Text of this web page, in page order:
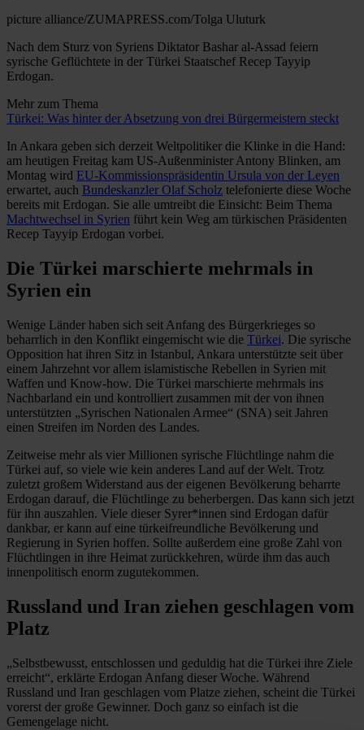
picture alliance/ZUMAPRESS.com/Tolga Uluturk
Nach dem Sturz von Syriens Diktator Bashar al-Assad feiern
syrische Geflüchtete in der Türkei Staatschef Recep Tayyip
Erdogan.
Mehr zum Thema
Türkei: Was hinter der Absetzung von drei Bürgermeistern steckt
In Ankara geben sich derzeit Weltpolitiker die Klinke in die Hand:
am heutigen Freitag kam US-Außenminister Antony Blinken, am
Montag wird EU-Kommissionspräsidentin Ursula von der Leyen
erwartet, auch Bundeskanzler Olaf Scholz telefonierte diese Woche
bereits mit Erdogan. Sie alle umtreibt die Einsicht: Beim Thema
Machtwechsel in Syrien führt kein Weg am türkischen Präsidenten
Recep Tayyip Erdogan vorbei.
Die Türkei marschierte mehrmals in
Syrien ein
Wenige Länder haben sich seit Anfang des Bürgerkrieges so
beharrlich in den Konflikt eingemischt wie die Türkei. Die syrische
Opposition hat ihren Sitz in Istanbul, Ankara unterstützte seit über
einem Jahrzehnt vor allem islamistische Rebellen in Syrien mit
Waffen und Know-how. Die Türkei marschierte mehrmals ins
Nachbarland ein und kontrolliert zusammen mit der von ihnen
unterstützten „Syrischen Nationalen Armee“ (SNA) seit Jahren
einen Streifen im Norden des Landes.
Zeitweise mehr als vier Millionen syrische Flüchtlinge nahm die
Türkei auf, so viele wie kein anderes Land auf der Welt. Trotz
zuletzt großem Widerstand aus der eigenen Bevölkerung beharrte
Erdogan darauf, die Flüchtlinge zu beherbergen. Das kann sich jetzt
für ihn auszahlen. Viele dieser Syrer*innen sind Erdogan dafür
dankbar, er kann auf eine türkeifreundliche Bevölkerung und
Regierung in Syrien hoffen. Sollte außerdem eine große Zahl von
Flüchtlingen in ihre Heimat zurückkehren, würde ihm das auch
innenpolitisch enorm zugutekommen.
Russland und Iran ziehen geschlagen vom
Platz
„Selbstbewusst, entschlossen und geduldig hat die Türkei ihre Ziele
erreicht“, erklärte Erdogan Anfang dieser Woche. Während
Russland und Iran geschlagen vom Platze ziehen, scheint die Türkei
vorerst der große Gewinner. Doch ganz so einfach ist die
Gemengelage nicht.